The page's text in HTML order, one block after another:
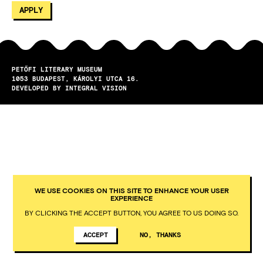
PETŐFI LITERARY MUSEUM
1053
BUDAPEST
KÁROLYI UTCA 16.
DEVELOPED BY INTEGRAL VISION
WE USE COOKIES ON THIS SITE TO ENHANCE YOUR USER
EXPERIENCE
BY CLICKING THE ACCEPT BUTTON, YOU AGREE TO US DOING SO.
ACCEPT NO, THANKS